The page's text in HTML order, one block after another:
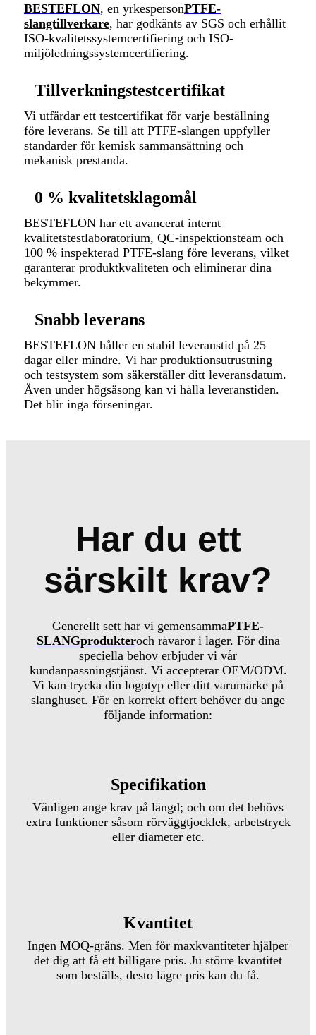
BESTEFLON, en yrkespersonPTFE-
slangtillverkare, har godkänts av SGS och erhållit
ISO-kvalitetssystemcertifiering och ISO-
miljöledningssystemcertifiering.
Tillverkningstestcertifikat
Vi utfärdar ett testcertifikat för varje beställning
före leverans. Se till att PTFE-slangen uppfyller
standarder för kemisk sammansättning och
mekanisk prestanda.
0 % kvalitetsklagomål
BESTEFLON har ett avancerat internt
kvalitetstestlaboratorium, QC-inspektionsteam och
100 % inspekterad PTFE-slang före leverans, vilket
garanterar produktkvaliteten och eliminerar dina
bekymmer.
Snabb leverans
BESTEFLON håller en stabil leveranstid på 25
dagar eller mindre. Vi har produktionsutrustning
och testsystem som säkerställer ditt leveransdatum.
Även under högsäsong kan vi hålla leveranstiden.
Det blir inga förseningar.
Har du ett
särskilt krav?
Generellt sett har vi gemensammaPTFE-
SLANGprodukteroch råvaror i lager. För dina
speciella behov erbjuder vi vår
kundanpassningstjänst. Vi accepterar OEM/ODM.
Vi kan trycka din logotyp eller ditt varumärke på
slanghuset. För en korrekt offert behöver du ange
följande information:
Specifikation
Vänligen ange krav på längd; och om det behövs
extra funktioner såsom rörväggtjocklek, arbetstryck
eller diameter etc.
Kvantitet
Ingen MOQ-gräns. Men för maxkvantiteter hjälper
det dig att få ett billigare pris. Ju större kvantitet
som beställs, desto lägre pris kan du få.